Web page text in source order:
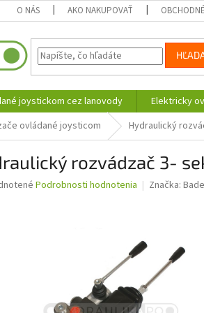
O NÁS AKO NAKUPOVAŤ
joystickom cez lanovody Elektricky
ovládané joysticom Hydraulický
rozvádzač 3-
Podrobnosti hodnotenia Značka: